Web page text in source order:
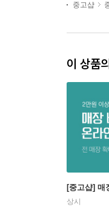
중고샵
이 상품
[중고샵] 매
상시